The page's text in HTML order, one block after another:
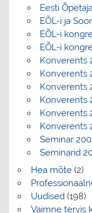
Eesti
EÕL-i ja
EÕL-i
EÕL-i
Konverents
Konverents
Konverents
Konverents
Konverents
Konverents
Seminar
Seminarid
Hea mõte(2)
Uudised(198)
Vaimne tervis